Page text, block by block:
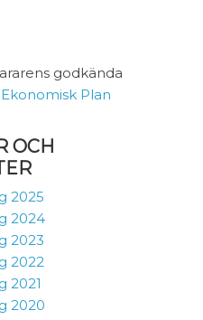
godkända
Plan
OCH
2025
2024
2023
2022
2021
2020